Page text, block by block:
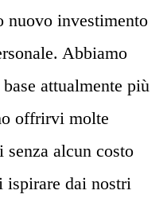
nuovo investimento
Abbiamo
attualmente più
offrirvi molte
alcun costo
ispirare dai nostri